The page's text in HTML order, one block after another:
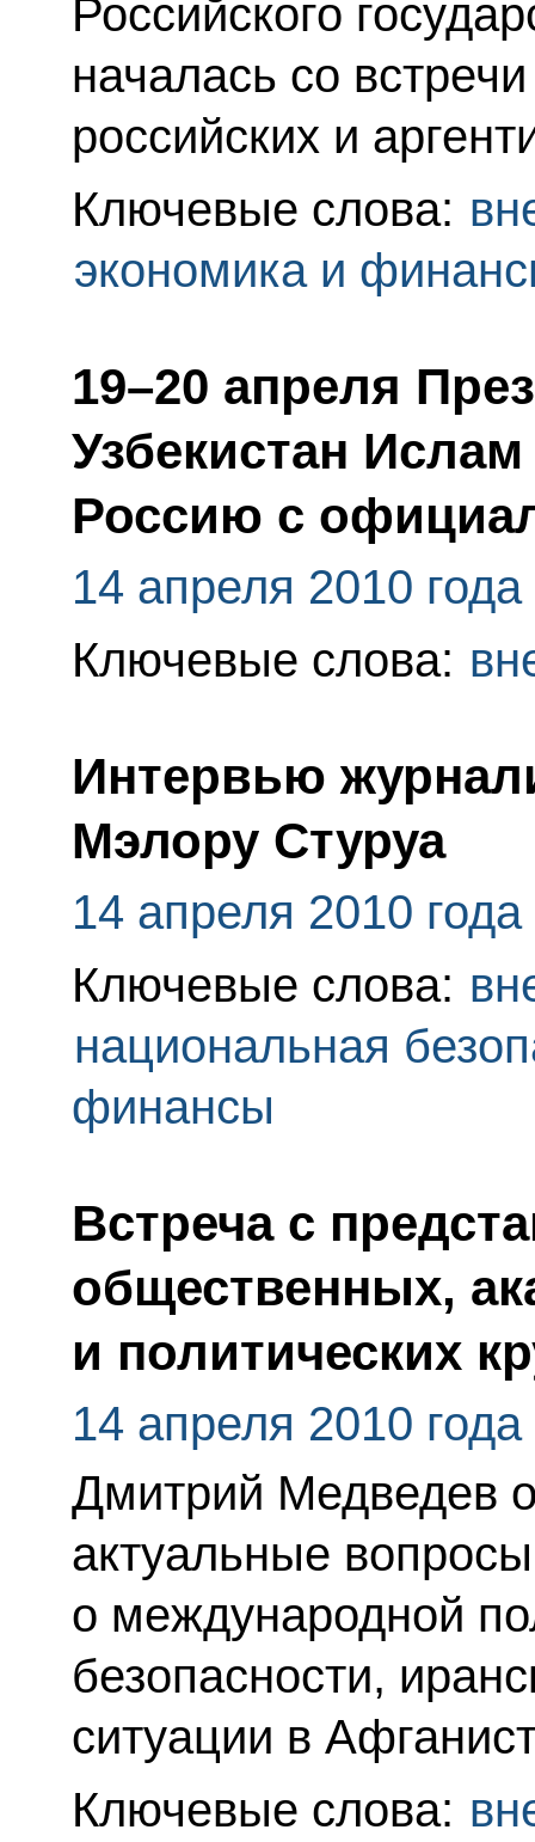
Российского
началась со
российских и
Ключевые слова:
экономика и
19–20 апреля
Узбекистан
Россию с
14 апреля 2010 года
Ключевые слова:
Интервью
Мэлору Стуруа
14 апреля 2010 года
Ключевые слова:
национальная
финансы
Встреча с
общественных,
и политических
14 апреля 2010 года
Дмитрий Медведев
актуальные
о международной
безопасности,
ситуации в
Ключевые слова: